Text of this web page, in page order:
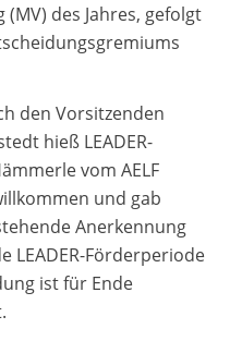
des Jahres, gefolgt
den Vorsitzenden
hieß LEADER-
vom AELF
und gab
Anerkennung
LEADER-Förderperiode
ist für Ende